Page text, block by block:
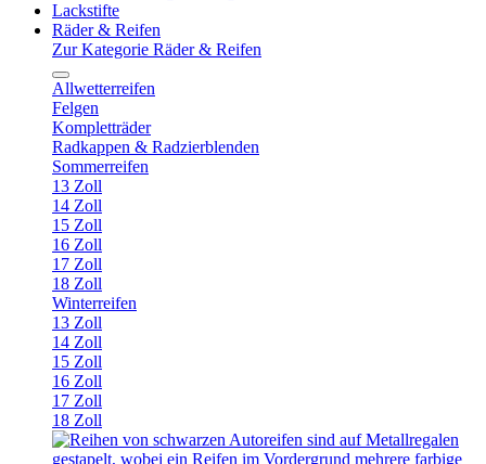
Lackstifte
Räder & Reifen
Zur Kategorie Räder & Reifen
Allwetterreifen
Felgen
Kompletträder
Radkappen & Radzierblenden
Sommerreifen
13 Zoll
14 Zoll
15 Zoll
16 Zoll
17 Zoll
18 Zoll
Winterreifen
13 Zoll
14 Zoll
15 Zoll
16 Zoll
17 Zoll
18 Zoll